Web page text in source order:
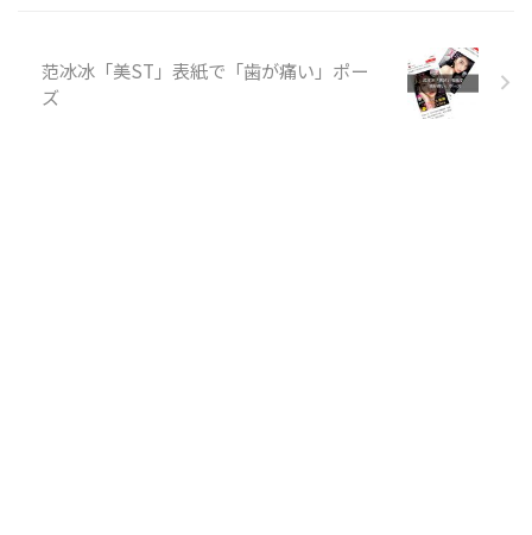
范冰冰「美ST」表紙で「歯が痛い」ポー
ズ